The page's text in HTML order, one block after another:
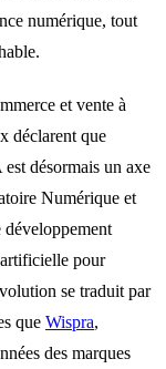
numérique, tout
et vente à
déclarent que
désormais un axe
Numérique et
développement
pour
se traduit par
que Wispra,
des marques